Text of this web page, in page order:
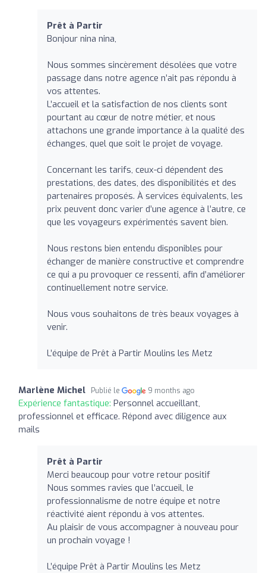
Prêt à Partir
Bonjour nina nina,
Nous sommes sincèrement désolées que votre
passage dans notre agence n’ait pas répondu à
vos attentes.
L’accueil et la satisfaction de nos clients sont
pourtant au cœur de notre métier, et nous
attachons une grande importance à la qualité des
échanges, quel que soit le projet de voyage.
Concernant les tarifs, ceux-ci dépendent des
prestations, des dates, des disponibilités et des
partenaires proposés. À services équivalents, les
prix peuvent donc varier d’une agence à l’autre, ce
que les voyageurs expérimentés savent bien.
Nous restons bien entendu disponibles pour
échanger de manière constructive et comprendre
ce qui a pu provoquer ce ressenti, afin d’améliorer
continuellement notre service.
Nous vous souhaitons de très beaux voyages à
venir.
L’équipe de Prêt à Partir Moulins les Metz
Marlène Michel Publié le 9 months ago
Expérience fantastique: Personnel accueillant,
professionnel et efficace. Répond avec diligence aux
mails
Prêt à Partir
Merci beaucoup pour votre retour positif
Nous sommes ravies que l’accueil, le
professionnalisme de notre équipe et notre
réactivité aient répondu à vos attentes.
Au plaisir de vous accompagner à nouveau pour
un prochain voyage !
L’équipe Prêt à Partir Moulins les Metz